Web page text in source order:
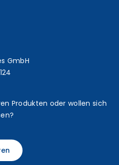
GmbH
Produkten oder wollen sich